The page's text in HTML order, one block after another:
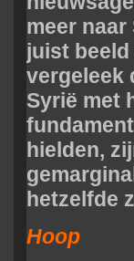
meer
juist
vergeleek
Syrië met
hielden,
hetzelfde
Hoop